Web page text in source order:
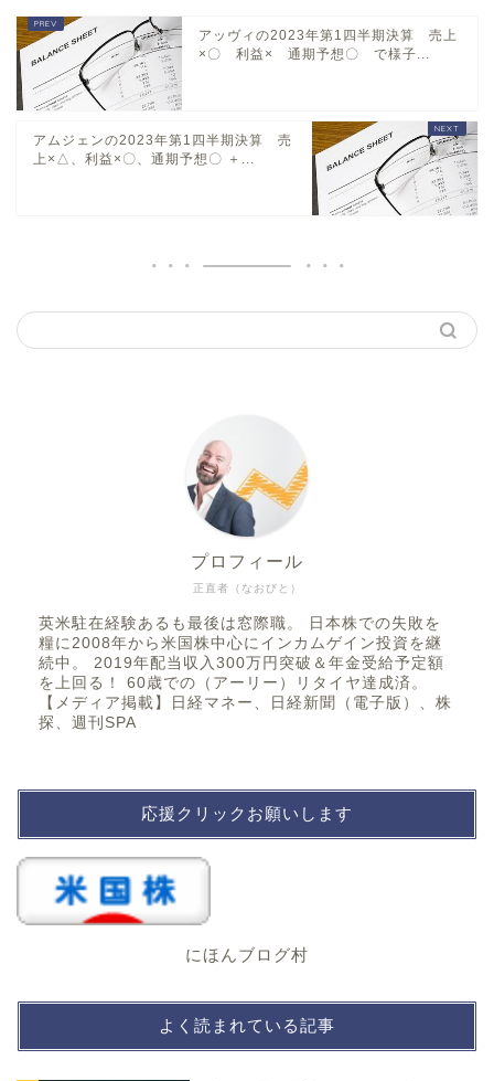
アッヴィの2023年第1四半期決算 売上
×〇 利益× 通期予想〇 で様子...
アムジェンの2023年第1四半期決算 売
上×△、利益×〇、通期予想〇 ＋...
正直者（なおびと）
プロフィール
英米駐在経験あるも最後は窓際職。 日本株での失敗を
糧に2008年から米国株中心にインカムゲイン投資を継
続中。 2019年配当収入300万円突破＆年金受給予定額
を上回る！ 60歳での（アーリー）リタイヤ達成済。
【メディア掲載】日経マネー、日経新聞（電子版）、株
探、週刊SPA
応援クリックお願いします
にほんブログ村
よく読まれている記事